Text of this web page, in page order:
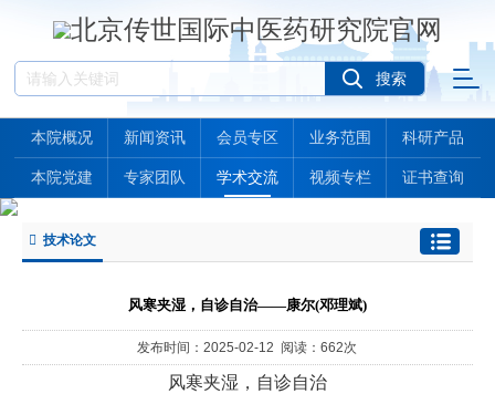
本院概况 新闻资讯 会员专区 业务范围 科研产品
本院党建 专家团队 学术交流 视频专栏 证书查询
技术论文
风寒夹湿，自诊自治——康尔(邓理斌)
发布时间：2025-02-12 阅读：662次
风寒夹湿，自诊自治